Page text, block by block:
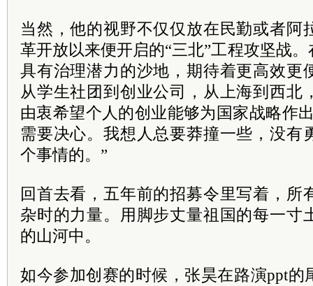
当然，他的视野不仅仅放在民勤或者阿
革开放以来便开启的“三北”工程攻坚战
具有治理潜力的沙地，期待着更高效更
从学生社团到创业公司，从上海到西北
由衷希望个人的创业能够为国家战略作
需要决心。我想人总要莽撞一些，没有
个事情的。”
回首去看，五年前的招募令里写着，所
杂时的力量。用脚步丈量祖国的每一寸
的山河中。
如今参加创赛的时候，张昊在路演ppt的